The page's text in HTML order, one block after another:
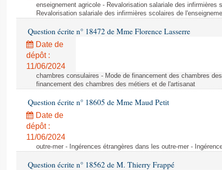
enseignement agricole - Revalorisation salariale des infirmières
Revalorisation salariale des infirmières scolaires de
Question écrite n° 18472 de Mme Florence Lasserre
Date de
dépôt :
11/06/2024
chambres consulaires - Mode de financement des chambres
financement des chambres des métiers et de l'artisanat
Question écrite n° 18605 de Mme Maud Petit
Date de
dépôt :
11/06/2024
outre-mer - Ingérences étrangères dans les outre-mer -
Question écrite n° 18562 de M. Thierry Frappé